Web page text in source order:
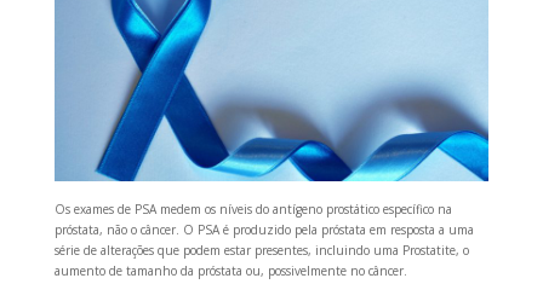
Os exames de PSA medem os níveis do antígeno prostático específico na
próstata, não o câncer. O PSA é produzido pela próstata em resposta a uma
série de alterações que podem estar presentes, incluindo uma Prostatite, o
aumento de tamanho da próstata ou, possivelmente no câncer.